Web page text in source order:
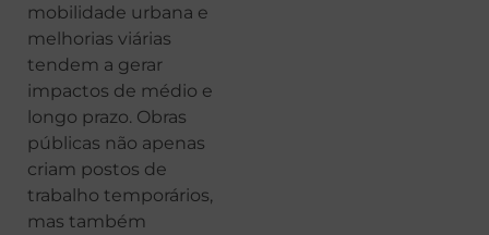
mobilidade urbana e
melhorias viárias
tendem a gerar
impactos de médio e
longo prazo. Obras
públicas não apenas
criam postos de
trabalho temporários,
mas também